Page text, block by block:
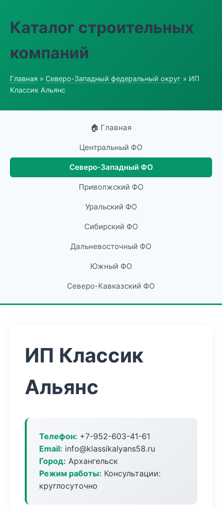
Каталог строительных
компаний
Главная » Северо-Западный федеральный округ » ИП
Классик Альянс
🏠 Главная
Центральный ФО
Северо-Западный ФО
Приволжский ФО
Уральский ФО
Сибирский ФО
Дальневосточный ФО
Южный ФО
Северо-Кавказский ФО
ИП Классик
Альянс
Телефон: +7-952-603-41-61
Email: info@klassikalyans58.ru
Город: Архангельск
Режим работы: Консультации:
круглосуточно